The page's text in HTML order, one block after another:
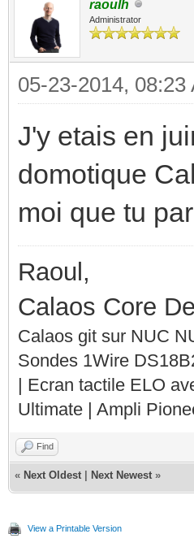
raoulh
Administrator
05-23-2014, 08:23
J'y etais en
domotique
moi que tu
Raoul,
Calaos Core
Calaos git sur NUC
Sondes 1Wire
| Ecran tactile ELO
Ultimate | Ampli
Find
« Next Oldest Next Newest »
View a Printable Version